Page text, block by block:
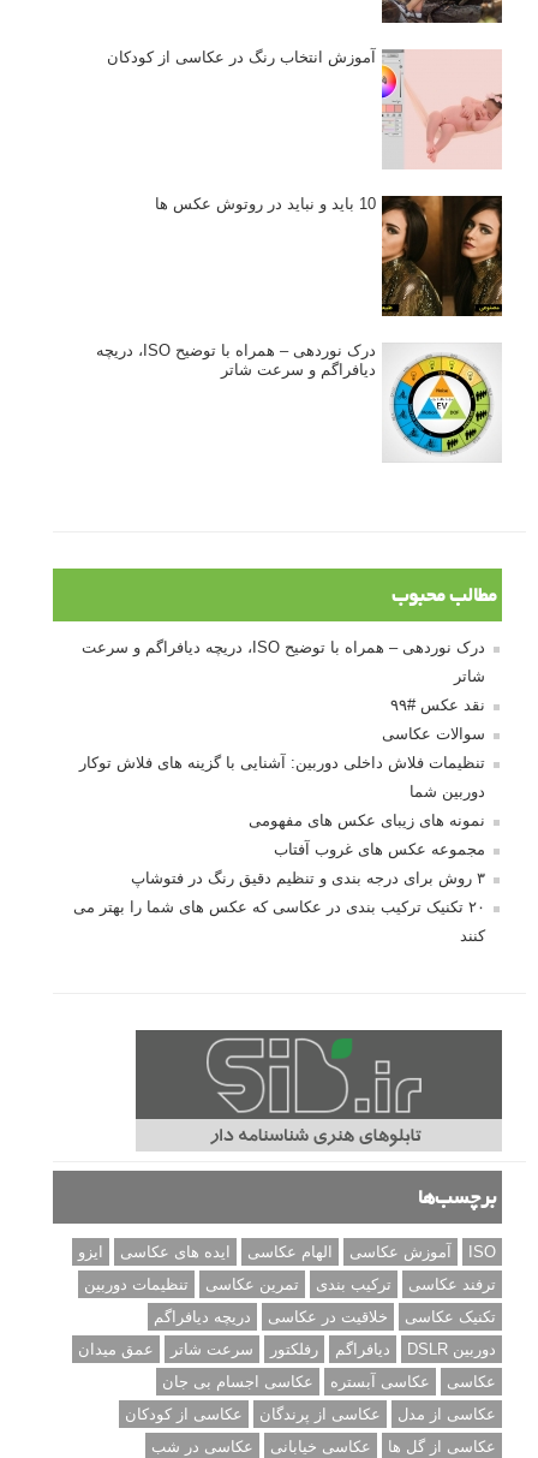
آموزش انتخاب رنگ در عکاسی از کودکان
10 باید و نباید در روتوش عکس ها
درک نوردهی – همراه با توضیح ISO، دریچه
دیافراگم و سرعت شاتر
مطالب محبوب
درک نوردهی – همراه با توضیح ISO، دریچه دیافراگم و سرعت
شاتر
نقد عکس #۹۹
سوالات عکاسی
تنظیمات فلاش داخلی دوربین: آشنایی با گزینه های فلاش توکار
دوربین شما
نمونه های زیبای عکس های مفهومی
مجموعه عکس های غروب آفتاب
۳ روش برای درجه بندی و تنظیم دقیق رنگ در فتوشاپ
۲۰ تکنیک ترکیب بندی در عکاسی که عکس های شما را بهتر می
کنند
برچسب‌ها
ISO آموزش عکاسی الهام عکاسی ایده های عکاسی
ایزو
ترفند عکاسی
ترکیب بندی تمرین عکاسی
تنظیمات دوربین
تکنیک عکاسی
خلاقیت در عکاسی
دریچه دیافراگم
دوربین DSLR
دیافراگم رفلکتور سرعت شاتر
عمق میدان
عکاسی
عکاسی آبستره
عکاسی اجسام بی جان
عکاسی از مدل
عکاسی از پرندگان
عکاسی از کودکان
عکاسی از گل ها
عکاسی خیابانی
عکاسی در شب